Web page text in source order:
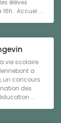
élèves
: Accuei ...
vie scolaire
a
un concours
des
...